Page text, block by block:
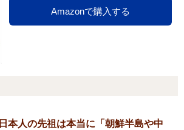
Amazonで購入する
日本人の先祖は本当に「朝鮮半島や中